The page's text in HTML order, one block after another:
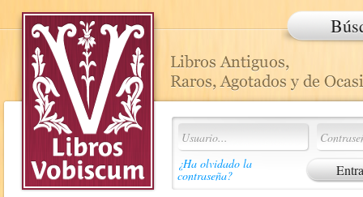
¿Ha olvidado la
contraseña?